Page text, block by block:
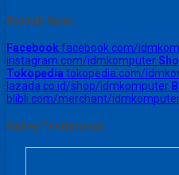
Kontak Kami
Facebook facebook.com/
instagram.com/idmkomputer
Tokopedia tokopedia.com/
lazada.co.id/shop/idmkomputer
blibli.com/merchant/
Galley Testimonial